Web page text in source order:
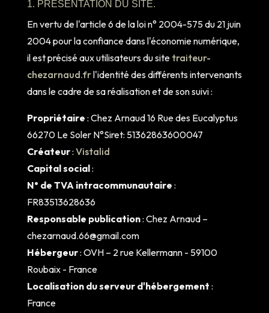
1. PRÉSENTATION DU SITE.
En vertu de l'article 6 de la loi n° 2004-575 du 21 juin
2004 pour la confiance dans l'économie numérique,
il est précisé aux utilisateurs du site traiteur-
chezarnaud.frl'identité des différents intervenants
dans le cadre de sa réalisation et de son suivi :
Propriétaire : Chez Arnaud 16 Rue des Eucalyptus
66270 Le Soler N°Siret: 51362863600047
Créateur: Vistalid
Capital social:
N° de TVA intracommunautaire :
FR83513628636
Responsable publication: Chez Arnaud –
chezarnaud.66@gmail.com
Hébergeur: OVH – 2 rue Kellermann - 59100
Roubaix - France
Localisation du serveur d'hébergement :
France